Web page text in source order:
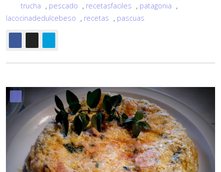
trucha , pescado , recetasfaciles , patagonia ,
lacocinadedulcebeso , recetas , pascuas